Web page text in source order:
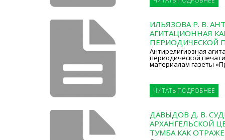
ИЛЬЯЗОВА Р. В.
АГИТАЦИОННАЯ
ПЕРИОДИЧЕСКОЙ
Антирелигиозная
периодической печати
материалам газеты
ЧИТАТЬ ПОДРОБНЕЕ
ДАВЫДОВ Д. В.
АРХАНГЕЛЬСКОЙ
ТУМБА КАК ОТРАЖЕ